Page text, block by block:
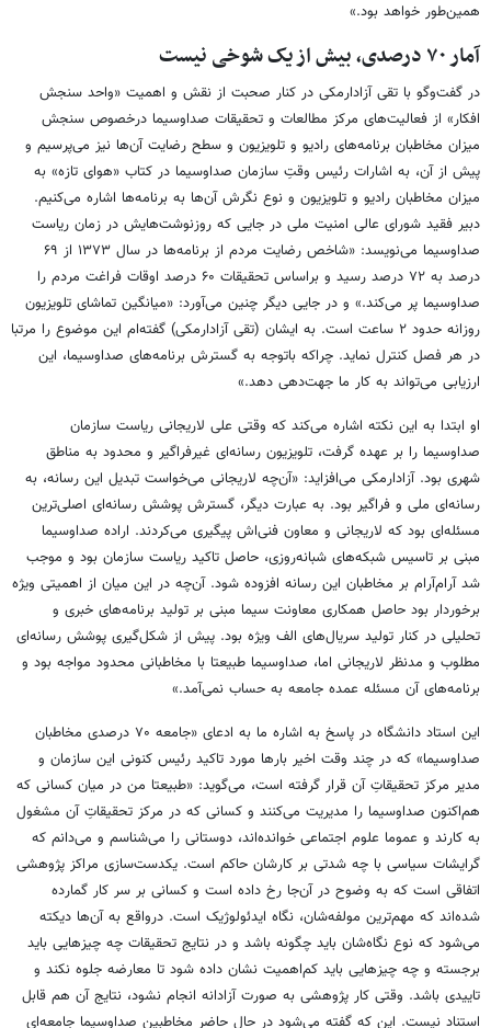
همین‌طور خواهد بود.»
آمار ۷۰ درصدی، بیش از یک شوخی نیست
در گفت‌وگو با تقی آزادارمکی در کنار صحبت از نقش و اهمیت «واحد سنجش
افکار» از فعالیت‌های مرکز مطالعات و تحقیقات صداوسیما درخصوص سنجش
میزان مخاطبان برنامه‌های رادیو و تلویزیون و سطح رضایت آن‌ها نیز می‌پرسیم و
پیش از آن، به اشارات رئیس وقتِ سازمان صداوسیما در کتاب «هوای تازه» به
میزان مخاطبان رادیو و تلویزیون و نوع نگرش آن‌ها به برنامه‌ها اشاره می‌کنیم.
دبیر فقید شورای عالی امنیت ملی در جایی که روزنوشت‌هایش در زمان ریاست
صداوسیما می‌نویسد: «شاخص رضایت مردم از برنامه‌ها در سال ۱۳۷۳ از ۶۹
درصد به ۷۲ درصد رسید و براساس تحقیقات ۶۰ درصد اوقات فراغت مردم را
صداوسیما پر می‌کند.» و در جایی دیگر چنین می‌آورد: «میانگین تماشای تلویزیون
روزانه حدود ۲ ساعت است. به ایشان (تقی آزادارمکی) گفته‌ام این موضوع را مرتبا
در هر فصل کنترل نماید. چراکه باتوجه به گسترش برنامه‌های صداوسیما، این
ارزیابی می‌تواند به کار ما جهت‌دهی دهد.»
او ابتدا به این نکته اشاره می‌کند که وقتی علی لاریجانی ریاست سازمان
صداوسیما را بر عهده گرفت، تلویزیون رسانه‌ای غیرفراگیر و محدود به مناطق
شهری بود. آزادارمکی می‌افزاید: «آن‌چه لاریجانی می‌خواست تبدیل این رسانه، به
رسانه‌ای ملی و فراگیر بود. به عبارت دیگر، گسترش پوشش رسانه‌ای اصلی‌ترین
مسئله‌ای بود که لاریجانی و معاون فنی‌اش پیگیری می‌کردند. اراده‌ صداوسیما
مبنی بر تاسیس شبکه‌های شبانه‌روزی، حاصل تاکید ریاست سازمان بود و موجب
شد آرام‌آرام بر مخاطبان این رسانه افزوده شود. آن‌چه در این میان از اهمیتی ویژه
برخوردار بود حاصل همکاری معاونت سیما مبنی بر تولید برنامه‌های خبری و
تحلیلی در کنار تولید سریال‌های الف ویژه بود. پیش از شکل‌گیری پوشش رسانه‌ای
مطلوب و مدنظر لاریجانی اما، صداوسیما طبیعتا با مخاطبانی محدود مواجه بود و
برنامه‌های آن مسئله عمده جامعه به حساب نمی‌آمد.»
این استاد دانشگاه در پاسخ به اشاره ما به ادعای «جامعه ۷۰ درصدی مخاطبان
صداوسیما» که در چند وقت اخیر بارها مورد تاکید رئیس کنونی این سازمان و
مدیر مرکز تحقیقاتِ آن قرار گرفته است، می‌گوید: «طبیعتا من در میان کسانی که
هم‌اکنون صداوسیما را مدیریت می‌کنند و کسانی که در مرکز تحقیقاتِ آن مشغول
به کارند و عموما علوم اجتماعی خوانده‌اند، دوستانی را می‌شناسم و می‌دانم که
گرایشات سیاسی با چه شدتی بر کارشان حاکم است. یکدست‌سازی مراکز پژوهشی
اتفاقی است که به وضوح در آن‌جا رخ داده است و کسانی بر سر کار گمارده
شده‌اند که مهم‌ترین مولفه‌شان، نگاه ایدئولوژیک است. درواقع به آن‌ها دیکته
می‌شود که نوع نگاه‌شان باید چگونه باشد و در نتایج تحقیقات چه چیزهایی باید
برجسته و چه چیزهایی باید کم‌اهمیت نشان داده شود تا معارضه جلوه نکند و
تاییدی باشد. وقتی کار پژوهشی به صورت آزادانه انجام نشود، نتایج آن هم قابل
استناد نیست. این که گفته می‌شود در حال حاضر مخاطبین صداوسیما جامعه‌ای